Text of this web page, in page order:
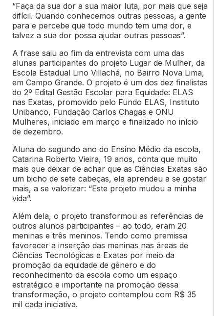
“Faça da sua dor a sua maior luta, por mais que seja
difícil. Quando conhecemos outras pessoas, a gente
para e percebe que todo mundo tem uma dor, e
talvez a sua dor possa ajudar outras pessoas”.
A frase saiu ao fim da entrevista com uma das
alunas participantes do projeto Lugar de Mulher, da
Escola Estadual Lino Villachá, no Bairro Nova Lima,
em Campo Grande. O projeto é um dos dez finalistas
do 2º Edital Gestão Escolar para Equidade: ELAS
nas Exatas, promovido pelo Fundo ELAS, Instituto
Unibanco, Fundação Carlos Chagas e ONU
Mulheres, iniciado em março e finalizado no início
de dezembro.
Aluna do segundo ano do Ensino Médio da escola,
Catarina Roberto Vieira, 19 anos, conta que muito
mais que deixar de achar que as Ciências Exatas são
um bicho de sete cabeças, ela aprendeu a se gostar
mais, a se valorizar: “Este projeto mudou a minha
vida”.
Além dela, o projeto transformou as referências de
outros alunos participantes – ao todo, eram 20
meninas e três meninos. Tendo como premissa
favorecer a inserção das meninas nas áreas de
Ciências Tecnológicas e Exatas por meio da
promoção da equidade de gênero e do
reconhecimento da escola como um espaço
estratégico e importante na promoção dessa
transformação, o projeto contemplou com R$ 35
mil cada iniciativa.